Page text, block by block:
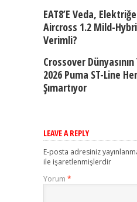
EAT8’e Veda,
Aircross 1.2 Mild-
Verimli?
Crossover
2026 Puma ST-Line
Şımartıyor
LEAVE A REPLY
E-posta adresiniz
ile işaretlenmişlerdir
Yorum *